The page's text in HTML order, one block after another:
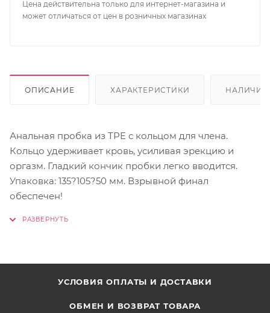
Цена действительна только для интернет-магазина и
может отличаться от цен в розничных магазинах
ОПИСАНИЕ ХАРАКТЕРИСТИКИ НАЛИЧИЕ
Анальная пробка из TPE с кольцом для члена.
Кольцо удерживает кровь, усиливая эрекцию и
оргазм. Гладкий кончик пробки легко вводится.
Упаковка: 135?105?50 мм. Взрывной финал
обеспечен!
УСЛОВИЯ ОПЛАТЫ И ДОСТАВКИ
ОБМЕН И ВОЗВРАТ ТОВАРА